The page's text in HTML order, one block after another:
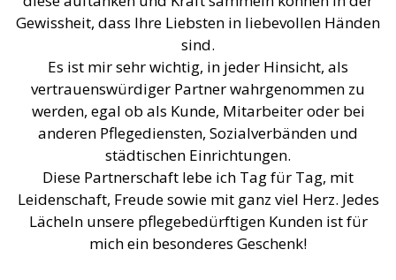
Gewissheit, dass Ihre Liebsten in liebevollen Händen
sind.
Es ist mir sehr wichtig, in jeder Hinsicht, als
vertrauenswürdiger Partner wahrgenommen zu
werden, egal ob als Kunde, Mitarbeiter oder bei
anderen Pflegediensten, Sozialverbänden und
städtischen Einrichtungen.
Diese Partnerschaft lebe ich Tag für Tag, mit
Leidenschaft, Freude sowie mit ganz viel Herz. Jedes
Lächeln unsere pflegebedürftigen Kunden ist für
mich ein besonderes Geschenk!